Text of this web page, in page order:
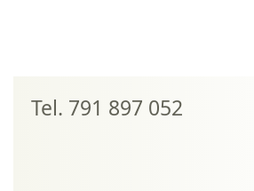
Tel. 791 897 052